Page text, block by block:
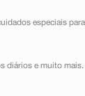
especiais
e muito